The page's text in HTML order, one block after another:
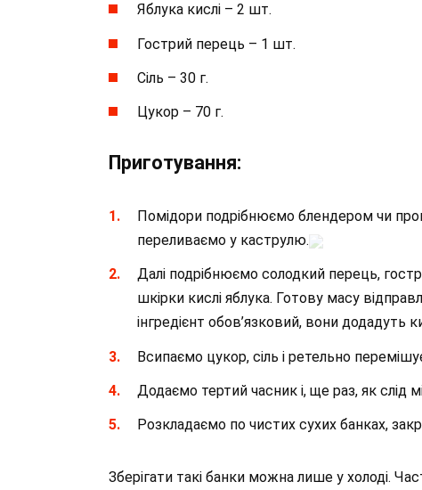
Яблука кислі – 2 шт.
Гострий перець – 1 шт.
Сіль – 30 г.
Цукор – 70 г.
Приготування:
Помідори подрібнюємо блендером чи
переливаємо у каструлю.
Далі подрібнюємо солодкий перець,
шкірки кислі яблука. Готову масу
інгредієнт обов’язковий, вони додадуть
Всипаємо цукор, сіль і ретельно
Додаємо тертий часник і, ще раз, як слід
Розкладаємо по чистих сухих банках,
Зберігати такі банки можна лише у холоді.